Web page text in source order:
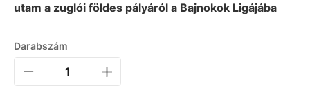
utam a zuglói földes pályáról a Bajnokok Ligájába
Darabszám